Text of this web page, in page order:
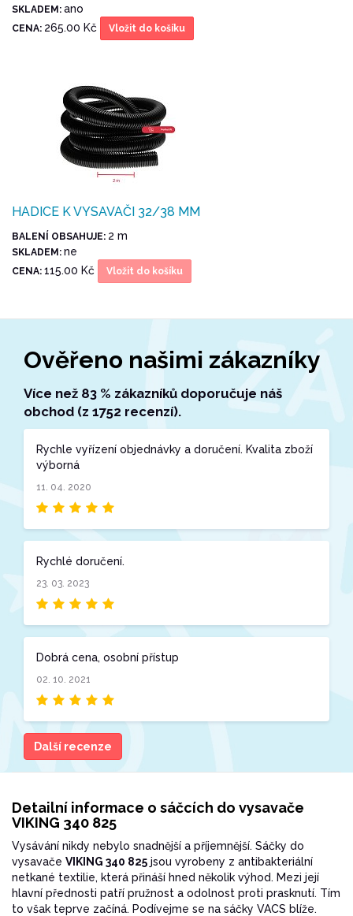
SKLADEM: ano
CENA: 265.00 Kč Vložit do košíku
HADICE K VYSAVAČI 32/38 MM
BALENÍ OBSAHUJE: 2 m
SKLADEM: ne
CENA: 115.00 Kč Vložit do košíku
Ověřeno našimi zákazníky
Více než 83 % zákazníků doporučuje náš
obchod (z 1752 recenzí).
Rychle vyřízení objednávky a doručení. Kvalita zboží
výborná
11. 04. 2020
Rychlé doručení.
23. 03. 2023
Dobrá cena, osobní přístup
02. 10. 2021
Další recenze
Detailní informace o sáčcích do vysavače
VIKING 340 825
Vysávání nikdy nebylo snadnější a příjemnější. Sáčky do
vysavače VIKING 340 825 jsou vyrobeny z antibakteriální
netkané textilie, která přináší hned několik výhod. Mezi její
hlavní přednosti patří pružnost a odolnost proti prasknutí. Tím
to však teprve začíná. Podívejme se na sáčky VACS blíže.